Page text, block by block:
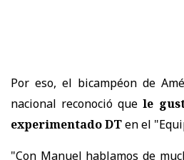
Por eso, el bicampéon de
nacional reconoció quele
experimentado DTen el
"Con Manuel hablamos de